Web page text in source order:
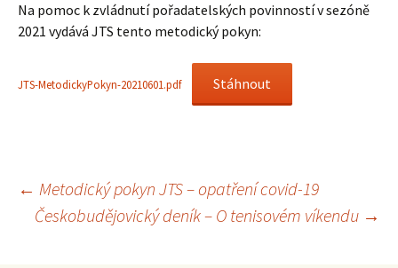
Na pomoc k zvládnutí pořadatelských povinností v sezóně
2021 vydává JTS tento metodický pokyn:
JTS-MetodickyPokyn-20210601.pdf Stáhnout
Navigace
← Metodický pokyn JTS – opatření covid-19
Českobudějovický deník – O tenisovém víkendu →